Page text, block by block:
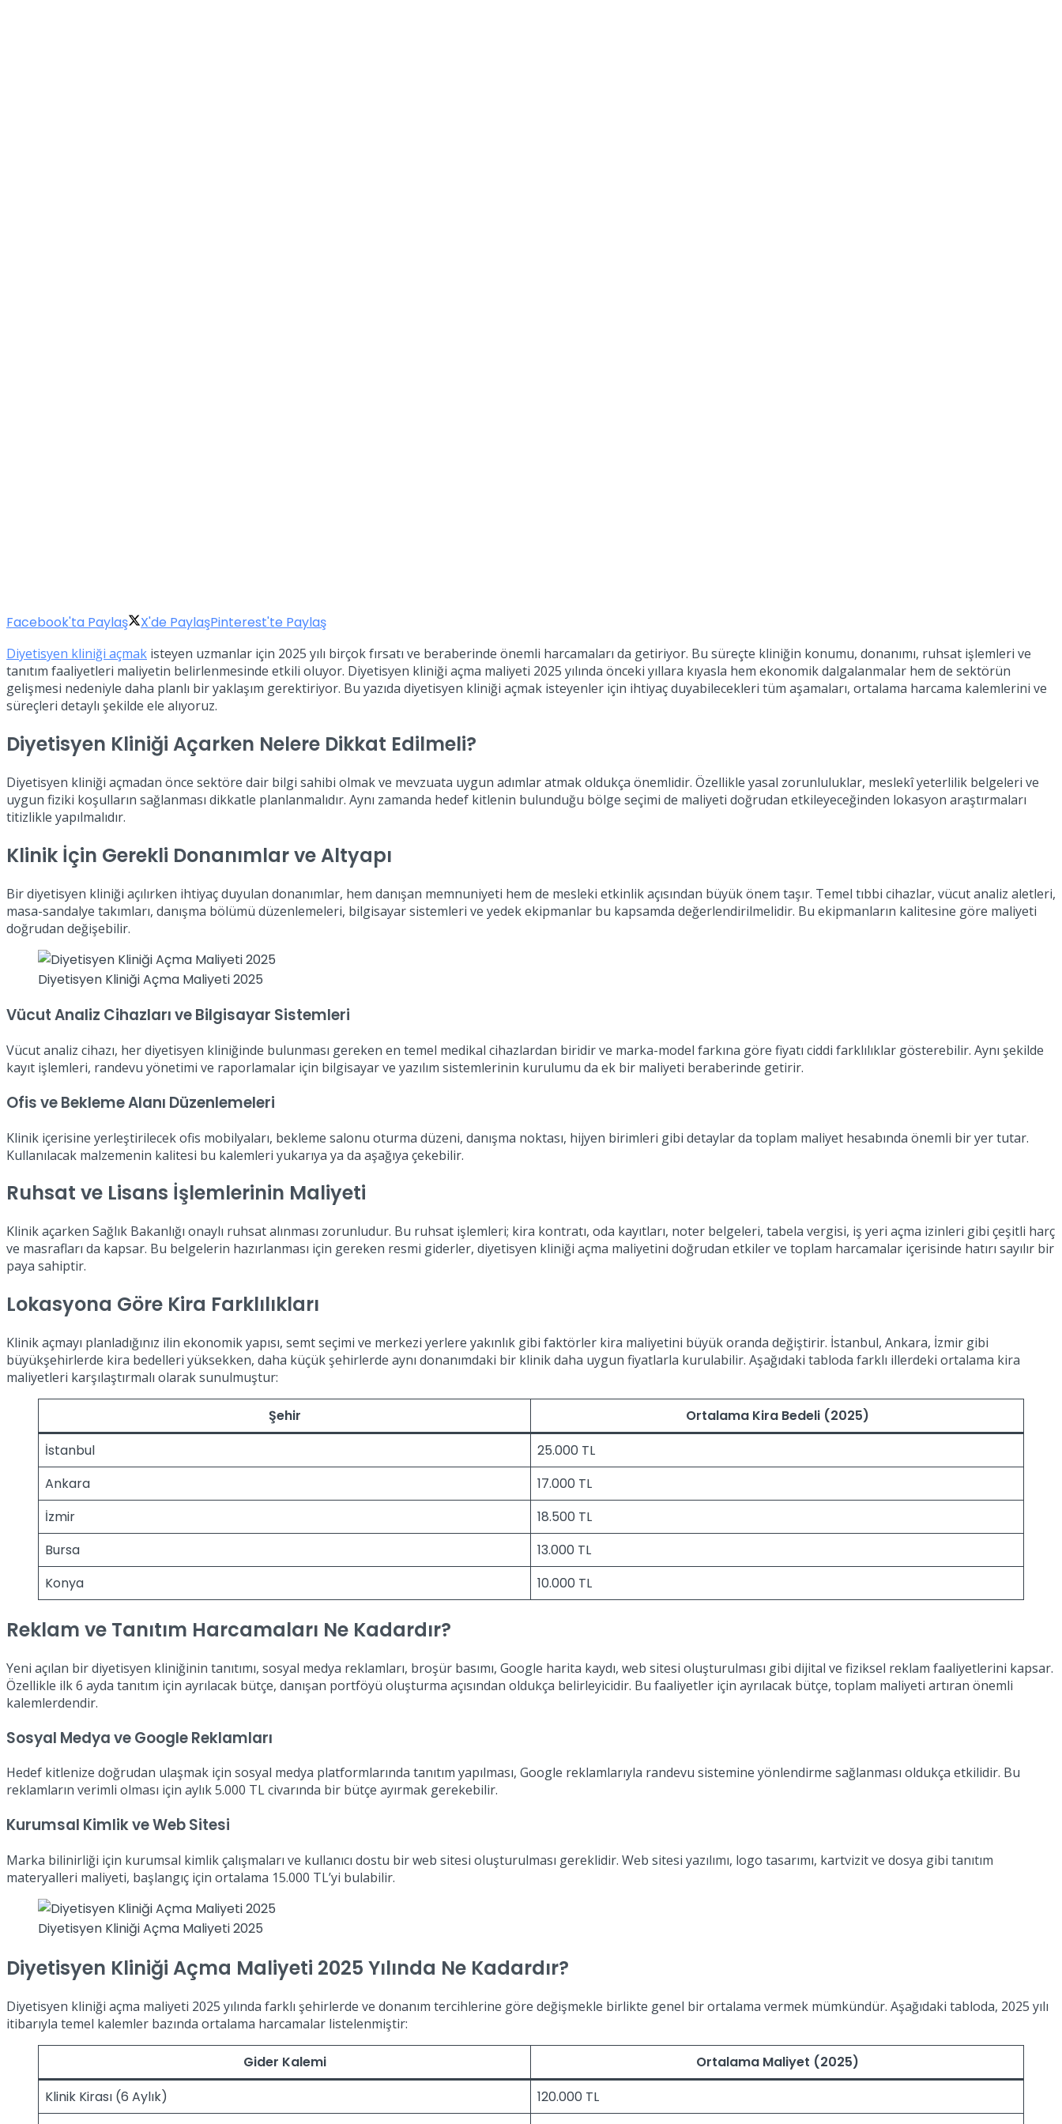
Facebook'ta Paylaş X'de PaylaşPinterest'te Paylaş
Diyetisyen kliniği açmak isteyen uzmanlar için 2025 yılı birçok fırsatı ve beraberinde önemli harcamaları da getiriyor. Bu süreçte kliniğin konumu, donanımı, ruhsat işlemleri ve
tanıtım faaliyetleri maliyetin belirlenmesinde etkili oluyor. Diyetisyen kliniği açma maliyeti 2025 yılında önceki yıllara kıyasla hem ekonomik dalgalanmalar hem de sektörün
gelişmesi nedeniyle daha planlı bir yaklaşım gerektiriyor. Bu yazıda diyetisyen kliniği açmak isteyenler için ihtiyaç duyabilecekleri tüm aşamaları, ortalama harcama kalemlerini ve
süreçleri detaylı şekilde ele alıyoruz.
Diyetisyen Kliniği Açarken Nelere Dikkat Edilmeli?
Diyetisyen kliniği açmadan önce sektöre dair bilgi sahibi olmak ve mevzuata uygun adımlar atmak oldukça önemlidir. Özellikle yasal zorunluluklar, meslekî yeterlilik belgeleri ve
uygun fiziki koşulların sağlanması dikkatle planlanmalıdır. Aynı zamanda hedef kitlenin bulunduğu bölge seçimi de maliyeti doğrudan etkileyeceğinden lokasyon araştırmaları
titizlikle yapılmalıdır.
Klinik İçin Gerekli Donanımlar ve Altyapı
Bir diyetisyen kliniği açılırken ihtiyaç duyulan donanımlar, hem danışan memnuniyeti hem de mesleki etkinlik açısından büyük önem taşır. Temel tıbbi cihazlar, vücut analiz aletleri,
masa-sandalye takımları, danışma bölümü düzenlemeleri, bilgisayar sistemleri ve yedek ekipmanlar bu kapsamda değerlendirilmelidir. Bu ekipmanların kalitesine göre maliyeti
doğrudan değişebilir.
Diyetisyen Kliniği Açma Maliyeti 2025
Vücut Analiz Cihazları ve Bilgisayar Sistemleri
Vücut analiz cihazı, her diyetisyen kliniğinde bulunması gereken en temel medikal cihazlardan biridir ve marka-model farkına göre fiyatı ciddi farklılıklar gösterebilir. Aynı şekilde
kayıt işlemleri, randevu yönetimi ve raporlamalar için bilgisayar ve yazılım sistemlerinin kurulumu da ek bir maliyeti beraberinde getirir.
Ofis ve Bekleme Alanı Düzenlemeleri
Klinik içerisine yerleştirilecek ofis mobilyaları, bekleme salonu oturma düzeni, danışma noktası, hijyen birimleri gibi detaylar da toplam maliyet hesabında önemli bir yer tutar.
Kullanılacak malzemenin kalitesi bu kalemleri yukarıya ya da aşağıya çekebilir.
Ruhsat ve Lisans İşlemlerinin Maliyeti
Klinik açarken Sağlık Bakanlığı onaylı ruhsat alınması zorunludur. Bu ruhsat işlemleri; kira kontratı, oda kayıtları, noter belgeleri, tabela vergisi, iş yeri açma izinleri gibi çeşitli harç
ve masrafları da kapsar. Bu belgelerin hazırlanması için gereken resmi giderler, diyetisyen kliniği açma maliyetini doğrudan etkiler ve toplam harcamalar içerisinde hatırı sayılır bir
paya sahiptir.
Lokasyona Göre Kira Farklılıkları
Klinik açmayı planladığınız ilin ekonomik yapısı, semt seçimi ve merkezi yerlere yakınlık gibi faktörler kira maliyetini büyük oranda değiştirir. İstanbul, Ankara, İzmir gibi
büyükşehirlerde kira bedelleri yüksekken, daha küçük şehirlerde aynı donanımdaki bir klinik daha uygun fiyatlarla kurulabilir. Aşağıdaki tabloda farklı illerdeki ortalama kira
maliyetleri karşılaştırmalı olarak sunulmuştur:
Şehir
Ortalama Kira Bedeli (2025)
İstanbul
25.000 TL
Ankara
17.000 TL
İzmir
18.500 TL
Bursa
13.000 TL
Konya
10.000 TL
Reklam ve Tanıtım Harcamaları Ne Kadardır?
Yeni açılan bir diyetisyen kliniğinin tanıtımı, sosyal medya reklamları, broşür basımı, Google harita kaydı, web sitesi oluşturulması gibi dijital ve fiziksel reklam faaliyetlerini kapsar.
Özellikle ilk 6 ayda tanıtım için ayrılacak bütçe, danışan portföyü oluşturma açısından oldukça belirleyicidir. Bu faaliyetler için ayrılacak bütçe, toplam maliyeti artıran önemli
kalemlerdendir.
Sosyal Medya ve Google Reklamları
Hedef kitlenize doğrudan ulaşmak için sosyal medya platformlarında tanıtım yapılması, Google reklamlarıyla randevu sistemine yönlendirme sağlanması oldukça etkilidir. Bu
reklamların verimli olması için aylık 5.000 TL civarında bir bütçe ayırmak gerekebilir.
Kurumsal Kimlik ve Web Sitesi
Marka bilinirliği için kurumsal kimlik çalışmaları ve kullanıcı dostu bir web sitesi oluşturulması gereklidir. Web sitesi yazılımı, logo tasarımı, kartvizit ve dosya gibi tanıtım
materyalleri maliyeti, başlangıç için ortalama 15.000 TL’yi bulabilir.
Diyetisyen Kliniği Açma Maliyeti 2025
Diyetisyen Kliniği Açma Maliyeti 2025 Yılında Ne Kadardır?
Diyetisyen kliniği açma maliyeti 2025 yılında farklı şehirlerde ve donanım tercihlerine göre değişmekle birlikte genel bir ortalama vermek mümkündür. Aşağıdaki tabloda, 2025 yılı
itibarıyla temel kalemler bazında ortalama harcamalar listelenmiştir:
Gider Kalemi
Ortalama Maliyet (2025)
Klinik Kirası (6 Aylık)
120.000 TL